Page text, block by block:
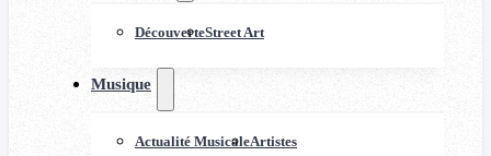
DécouverteStreet Art
Musique
Actualité MusicaleArtistes